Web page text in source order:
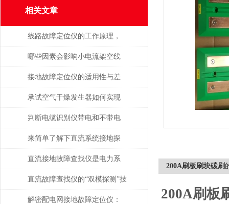
相关文章
线路故障定位仪的工作原理，
现在看到还不算晚
哪些因素会影响小电流架空线
接地故障定位仪的性能
接地故障定位仪的适用性与差
异分析
承试空气干燥发生器如何实现
自动化控制？
判断电缆识别仪带电和不带电
电缆问题解决方案是怎样的？
来简单了解下直流系统接地探
测仪吧
直流接地故障查找仪是电力系
统维护的得力助手
直流故障查找仪的“双模探测”技
术
解密配电网接地故障定位仪：
200A刷板刷块碳刷
200A刷板